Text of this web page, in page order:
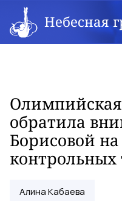
Небесная
обратила
Борисовой
контрольных
Алина Кабаева